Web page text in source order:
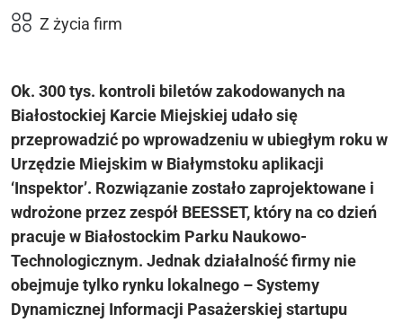
Z życia firm
Ok. 300 tys. kontroli biletów zakodowanych na
Białostockiej Karcie Miejskiej udało się
przeprowadzić po wprowadzeniu w ubiegłym roku w
Urzędzie Miejskim w Białymstoku aplikacji
‘Inspektor’. Rozwiązanie zostało zaprojektowane i
wdrożone przez zespół BEESSET, który na co dzień
pracuje w Białostockim Parku Naukowo-
Technologicznym. Jednak działalność firmy nie
obejmuje tylko rynku lokalnego – Systemy
Dynamicznej Informacji Pasażerskiej startupu